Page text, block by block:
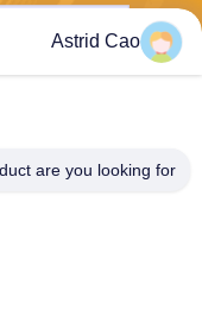
Astrid Cao
are you looking for?